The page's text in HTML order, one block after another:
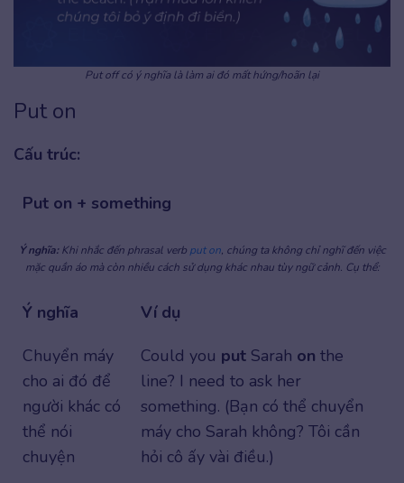
Put off có ý nghĩa là làm ai đó mất hứng/hoãn lại
Put on
Cấu trúc:
Put on + something
Ý nghĩa:Khi nhắc đến phrasal verb put on, chúng ta không chỉ nghĩ đến việc
mặc quần áo mà còn nhiều cách sử dụng khác nhau tùy ngữ cảnh. Cụ thể:
Ý nghĩa
Ví dụ
Chuyển máy
cho ai đó để
người khác có
thể nói
chuyện
Could you put Sarah on the
line? I need to ask her
something. (Bạn có thể chuyển
máy cho Sarah không? Tôi cần
hỏi cô ấy vài điều.)